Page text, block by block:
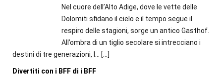
Nel cuore dell’Alto Adige, dove le vette delle
Dolomiti sfidano il cielo e il tempo segue il
respiro delle stagioni, sorge un antico Gasthof.
All’ombra di un tiglio secolare si intrecciano i
destini di tre generazioni, l... […]
Divertiti con i BFF di i BFF